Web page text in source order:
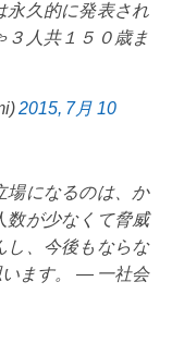
永久的に発表され
３人共１５０歳ま
2015, 7月 10
場になるのは、か
数が少なくて脅威
し、今後もならな
います。 — 一社会